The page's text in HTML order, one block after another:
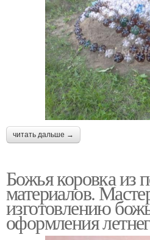
читать дальше →
Божья коровка из
материалов.
изготовлению
оформления